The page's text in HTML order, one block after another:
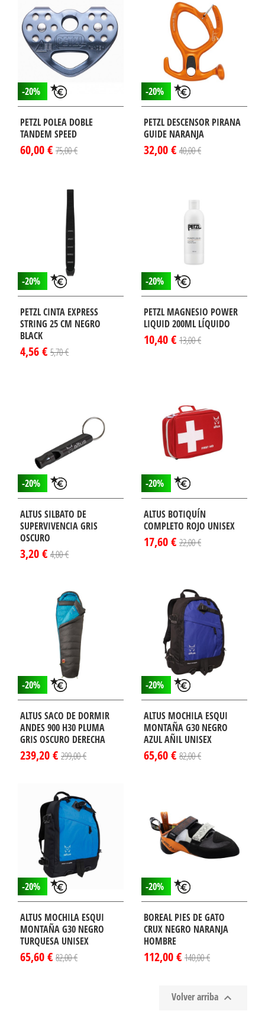
-20%
PETZL POLEA DOBLE
TANDEM SPEED
60,00 € 75,00 €
-20%
PETZL DESCENSOR PIRANA
GUIDE NARANJA
32,00 € 40,00 €
-20%
PETZL CINTA EXPRESS
STRING 25 CM NEGRO
BLACK
4,56 € 5,70 €
-20%
PETZL MAGNESIO POWER
LIQUID 200ML LÍQUIDO
10,40 € 13,00 €
-20%
ALTUS SILBATO DE
SUPERVIVENCIA GRIS
OSCURO
3,20 € 4,00 €
-20%
ALTUS BOTIQUÍN
COMPLETO ROJO UNISEX
17,60 € 22,00 €
-20%
ALTUS SACO DE DORMIR
ANDES 900 H30 PLUMA
GRIS OSCURO DERECHA
239,20 € 299,00 €
-20%
ALTUS MOCHILA ESQUI
MONTAÑA G30 NEGRO
AZUL AÑIL UNISEX
65,60 € 82,00 €
-20%
ALTUS MOCHILA ESQUI
MONTAÑA G30 NEGRO
TURQUESA UNISEX
65,60 € 82,00 €
-20%
BOREAL PIES DE GATO
CRUX NEGRO NARANJA
HOMBRE
112,00 € 140,00 €
Volver arriba 